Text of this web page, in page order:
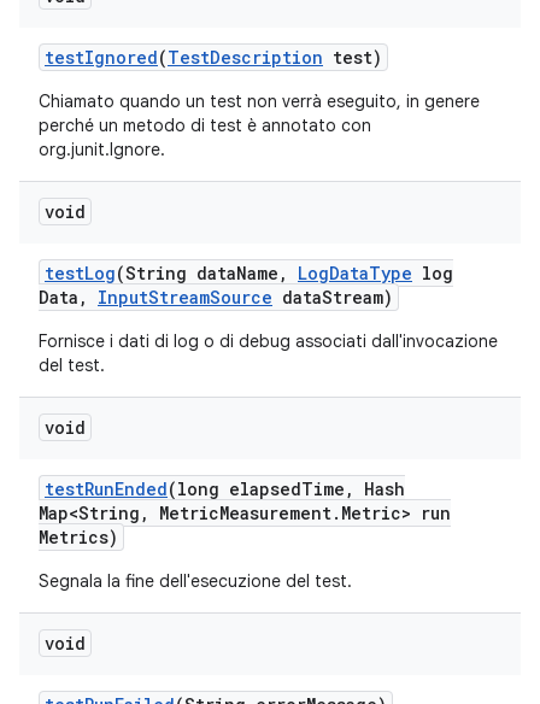
testIgnored(TestDescription test)
Chiamato quando un test non verrà eseguito, in genere
perché un metodo di test è annotato con
org.junit.Ignore.
void
testLog(String dataName , LogDataType log
Data , InputStreamSource dataStream)
Fornisce i dati di log o di debug associati dall'invocazione
del test.
void
testRunEnded(long elapsedTime ,
Hash
Map<String , MetricMeasurement. Metric> run
Metrics)
Segnala la fine dell'esecuzione del test.
void